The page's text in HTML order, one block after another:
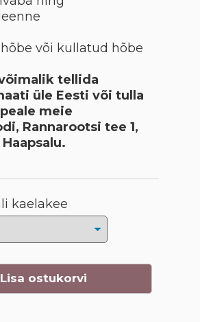
või kullatud hõbe
tellida
üle Eesti või tulla
meie
Rannarootsi tee 1,
kaelakee
Lisa ostukorvi